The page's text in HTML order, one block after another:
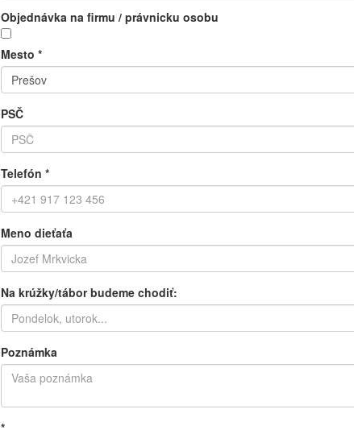
Objednávka na firmu / právnicku osobu
Mesto *
PSČ
Telefón *
Meno dieťaťa
Na krúžky/tábor budeme chodiť:
Poznámka
*